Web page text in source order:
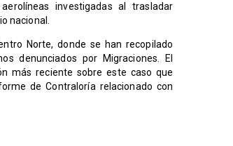
investigadas al trasladar
nacional.
Norte, donde se han recopilado
denunciados por Migraciones. El
más reciente sobre este caso que
de Contraloría relacionado con